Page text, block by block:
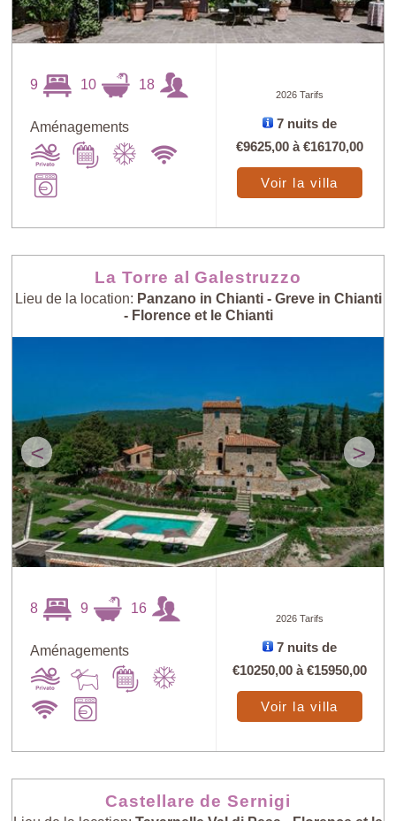
9 10 18
Aménagements
2026 Tarifs
7 nuits de
€9625,00 à€16170,00
Voir la villa
La Torre al Galestruzzo
Lieu de la location: Panzano in Chianti - Greve in Chianti
- Florence et le Chianti
< >
8 9 16
Aménagements
2026 Tarifs
7 nuits de
€10250,00 à€15950,00
Voir la villa
Castellare de Sernigi